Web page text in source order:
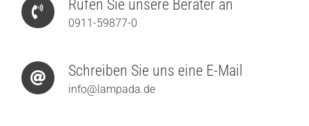
Rufen Sie unsere Berater an
0911-59877-0
Schreiben Sie uns eine E-Mail
info@lampada.de